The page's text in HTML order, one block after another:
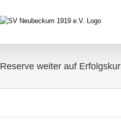
Reserve weiter auf